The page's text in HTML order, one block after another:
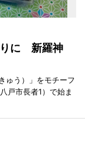
りに 新羅神
ゅう）」をモチーフ
戸市長者1）で始ま